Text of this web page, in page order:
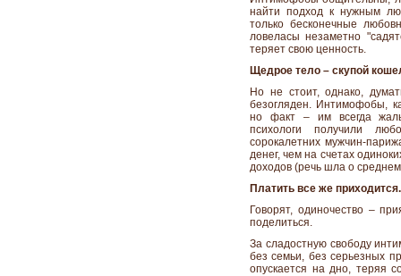
найти подход к нужным
только бесконечные
ловеласы незаметно
теряет свою ценность.
Щедрое тело – скупой
Но не стоит, однако,
безогляден. Интимофобы,
но факт – им всегда
психологи получили
сорокалетних мужчин-
денег, чем на счетах
доходов (речь шла о среднем
Платить все же
Говорят, одиночество –
поделиться.
За сладостную свободу
без семьи, без серьезных
опускается на дно, теряя